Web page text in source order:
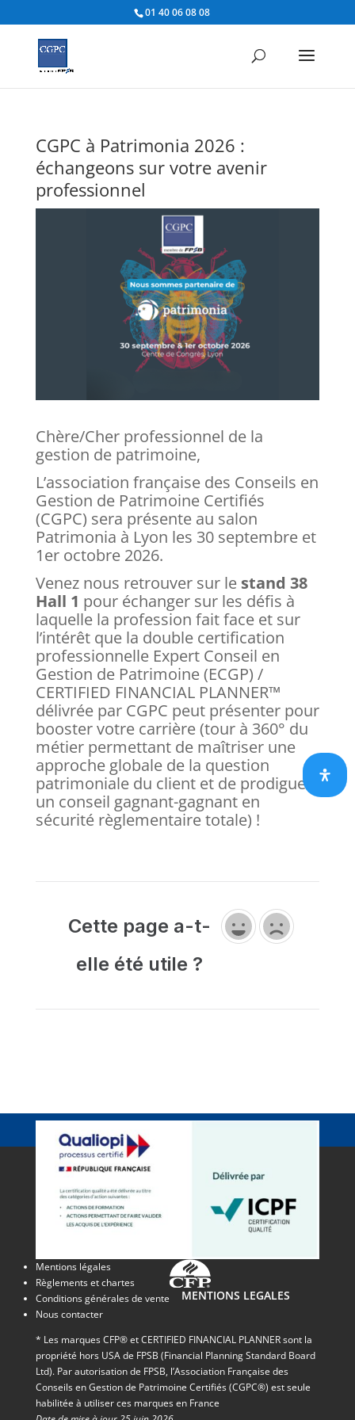
01 40 06 08 08
CGPC à Patrimonia 2026 :
échangeons sur votre avenir
professionnel
Chère/Cher professionnel de la
gestion de patrimoine,
L’association française des Conseils en
Gestion de Patrimoine Certifiés
(CGPC) sera présente au salon
Patrimonia à Lyon les 30 septembre et
1er octobre 2026.
Venez nous retrouver sur le stand 38
Hall 1 pour échanger sur les défis à
laquelle la profession fait face et sur
l’intérêt que la double certification
professionnelle Expert Conseil en
Gestion de Patrimoine (ECGP) /
CERTIFIED FINANCIAL PLANNER™
délivrée par CGPC peut présenter pour
booster votre carrière (tour à 360° du
métier permettant de maîtriser une
approche globale de la question
patrimoniale du client et de prodiguer
un conseil gagnant-gagnant en
sécurité règlementaire totale) !
Cette page a-t-
elle été utile ?
Mentions légales
Règlements et chartes
Conditions générales de vente
Nous contacter
* Les marques CFP® et CERTIFIED FINANCIAL PLANNER sont la
propriété hors USA de FPSB (Financial Planning Standard Board
Ltd). Par autorisation de FPSB, l’Association Française des
Conseils en Gestion de Patrimoine Certifiés (CGPC®) est seule
habilitée à utiliser ces marques en France
MENTIONS LEGALES